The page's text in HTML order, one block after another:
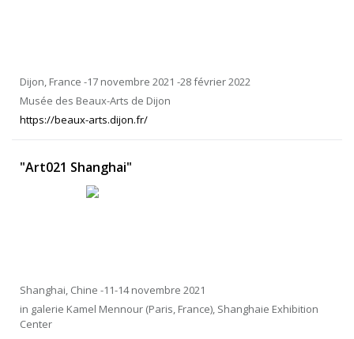
Dijon, France -17 novembre 2021 -28 février 2022
Musée des Beaux-Arts de Dijon
https://beaux-arts.dijon.fr/
"Art021 Shanghai"
Shanghai, Chine -11-14 novembre 2021
in galerie Kamel Mennour (Paris, France), Shanghaie Exhibition
Center